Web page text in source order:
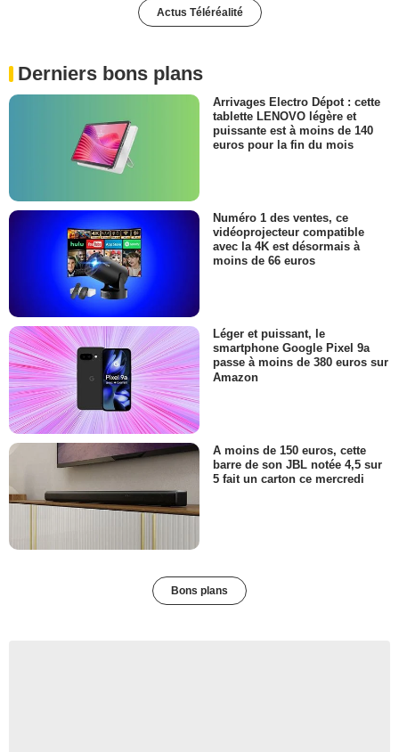
Actus Téléréalité
Derniers bons plans
Arrivages Electro Dépot : cette
tablette LENOVO légère et
puissante est à moins de 140
euros pour la fin du mois
Numéro 1 des ventes, ce
vidéoprojecteur compatible
avec la 4K est désormais à
moins de 66 euros
Léger et puissant, le
smartphone Google Pixel 9a
passe à moins de 380 euros sur
Amazon
A moins de 150 euros, cette
barre de son JBL notée 4,5 sur
5 fait un carton ce mercredi
Bons plans